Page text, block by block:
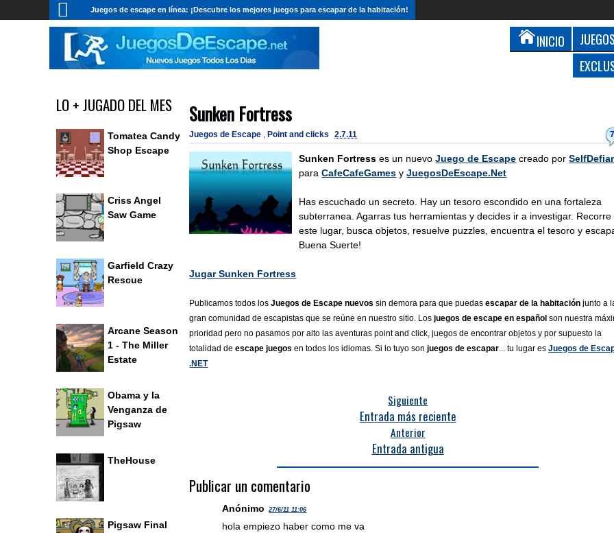
Juegos de escape en línea: ¡Descubre los mejores juegos para escapar de la habitación!
INICIO
Sunken Fortress
Juegos de Escape , Point and clicks 2.7.11
Sunken Fortress es un nuevoJuego de Escape creado por
paraCafeCafeGames yJuegosDeEscape.Net
Has escuchado un secreto. Hay un tesoro escondido en una fortaleza
subterranea. Agarras tus herramientas y decides ir a investigar. Recorre
este lugar, busca objetos, resuelve puzzles, encuentra el tesoro y
Buena Suerte!
JugarSunken Fortress
Publicamos todos losJuegos de Escape nuevos sin demora para que puedasescapar de la habitación junto a
gran comunidad de escapistas que se reúne en nuestro sitio. Losjuegos de escape en español son nuestra
prioridad pero no pasamos por alto las aventuras point and click, juegos de encontrar objetos y por supuesto la
totalidad deescape juegos en todos los idiomas. Si lo tuyo sonjuegos de escapar... tu lugar esJuegos de
.NET
Siguiente
Entrada más reciente
Anterior
Entrada antigua
Publicar un comentario
Anónimo 27/6/11 11:06
hola empiezo haber como me va
LO + JUGADO DEL MES
Tomatea Candy
Shop Escape
Criss Angel
Saw Game
Garfield Crazy
Rescue
Arcane Season
1 - The Miller
Estate
Obama y la
Venganza de
Pigsaw
TheHouse
Pigsaw Final